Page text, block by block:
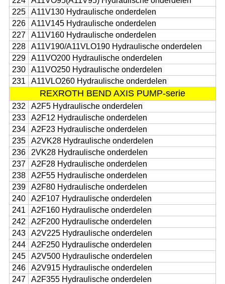
225
A11V130 Hydraulische onderdelen
226
A11V145 Hydraulische onderdelen
227
A11V160 Hydraulische onderdelen
228
A11V190/A11VLO190 Hydraulische onderdelen
229
A11VO200 Hydraulische onderdelen
230
A11VO250 Hydraulische onderdelen
231
A11VLO260 Hydraulische onderdelen
REXROTH BEND AXIS PUMP-serie
232
A2F5 Hydraulische onderdelen
233
A2F12 Hydraulische onderdelen
234
A2F23 Hydraulische onderdelen
235
A2VK28 Hydraulische onderdelen
236
2VK28 Hydraulische onderdelen
237
A2F28 Hydraulische onderdelen
238
A2F55 Hydraulische onderdelen
239
A2F80 Hydraulische onderdelen
240
A2F107 Hydraulische onderdelen
241
A2F160 Hydraulische onderdelen
242
A2F200 Hydraulische onderdelen
243
A2V225 Hydraulische onderdelen
244
A2F250 Hydraulische onderdelen
245
A2V500 Hydraulische onderdelen
246
A2V915 Hydraulische onderdelen
247
A2F355 Hydraulische onderdelen